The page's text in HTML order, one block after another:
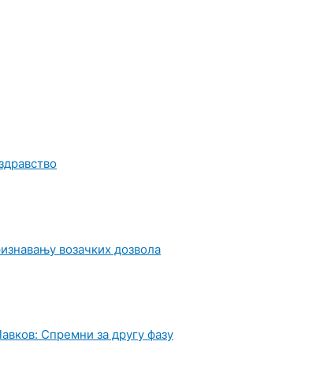
возачких дозвола
Спремни за другу фазу